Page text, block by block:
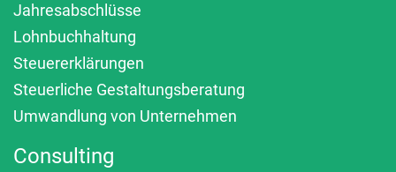
Jahresabschlüsse
Lohnbuchhaltung
Steuererklärungen
Steuerliche Gestaltungsberatung
Umwandlung von Unternehmen
Consulting